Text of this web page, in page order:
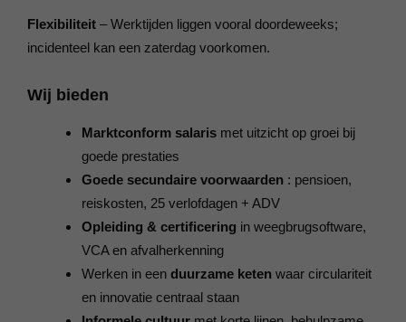
Flexibiliteit – Werktijden liggen vooral doordeweeks;
incidenteel kan een zaterdag voorkomen.
Wij bieden
Marktconform salaris met uitzicht op groei bij
goede prestaties
Goede secundaire voorwaarden : pensioen,
reiskosten, 25 verlofdagen + ADV
Opleiding & certificering in weegbrug­software,
VCA en afval­herkenning
Werken in een duurzame keten waar circulariteit
en innovatie centraal staan